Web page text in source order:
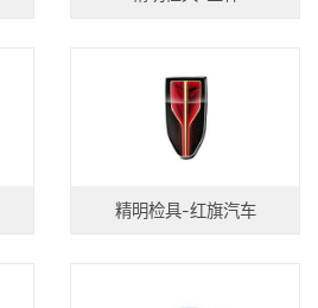
精明检具-红旗汽车